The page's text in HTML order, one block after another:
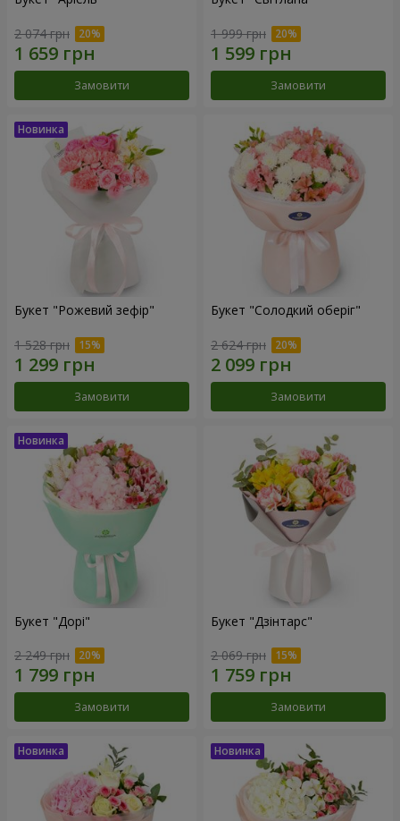
2 074 грн
Замовити
1 999 грн
Замовити
Букет "Рожевий зефір"
1 528 грн
Замовити
Букет "Солодкий оберіг"
2 624 грн
Замовити
Букет "Дорі"
2 249 грн
Замовити
Букет "Дзінтарс"
2 069 грн
Замовити